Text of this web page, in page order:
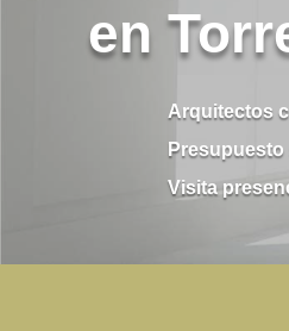
en
Arquitectos
Visita